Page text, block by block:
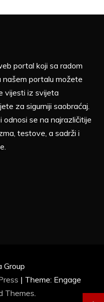
portal koji sa radom
portalu možete
vijesti iz svijeta
za sigurniji saobraćaj.
odnosi se na najrazličitije
testove, a sadrži i
Group
| Theme: Engage
Themes.